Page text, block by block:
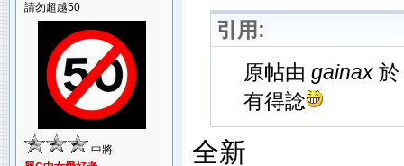
請勿超越50
中將
引用:
原帖由 gainax於
有得諗
全新